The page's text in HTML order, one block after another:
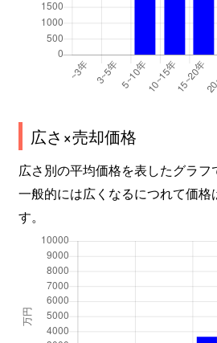
広さ×売却価格
広さ別の平均価格を表したグラフ
一般的には広くなるにつれて価格
す。